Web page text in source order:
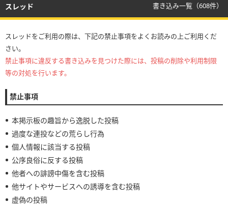
スレッド 書き込み一覧（608件）
スレッドをご利用の際は、下記の禁止事項をよくお読みの上ご利用くだ
さい。
禁止事項に違反する書き込みを見つけた際には、投稿の削除や利用制限
等の対処を行います。
禁止事項
本掲示板の趣旨から逸脱した投稿
過度な連投などの荒らし行為
個人情報に該当する投稿
公序良俗に反する投稿
他者への誹謗中傷を含む投稿
他サイトやサービスへの誘導を含む投稿
虚偽の投稿